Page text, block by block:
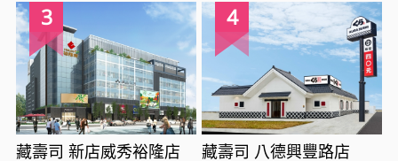
3
藏壽司 新店威秀裕隆店
4
藏壽司 八德興豐路店